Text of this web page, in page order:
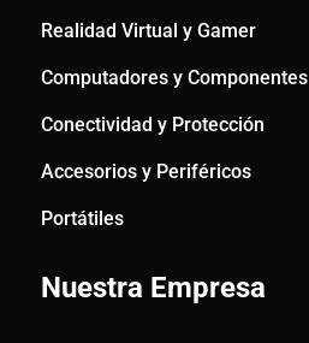
Realidad Virtual y Gamer
Computadores y Componentes
Conectividad y Protección
Accesorios y Periféricos
Portátiles
Nuestra Empresa